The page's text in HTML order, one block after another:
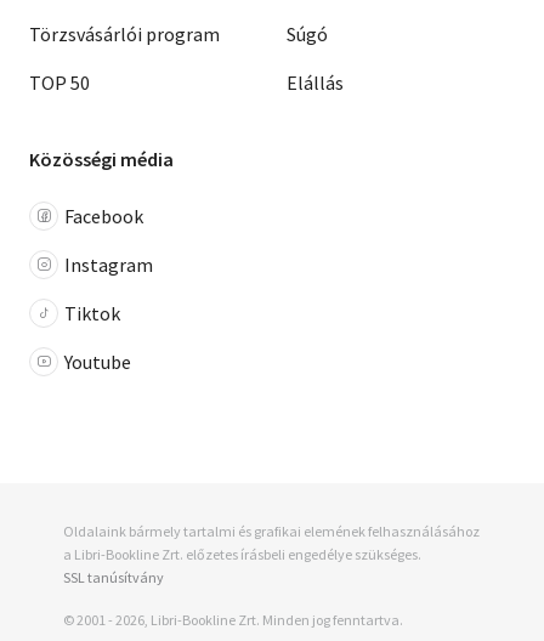
Törzsvásárlói program
TOP 50
Súgó
Elállás
Közösségi média
Facebook
Instagram
Tiktok
Youtube
Oldalaink bármely tartalmi és grafikai elemének felhasználásához
a Libri-Bookline Zrt. előzetes írásbeli engedélye szükséges.
SSL tanúsítvány
© 2001 - 2026, Libri-Bookline Zrt. Minden jog fenntartva.